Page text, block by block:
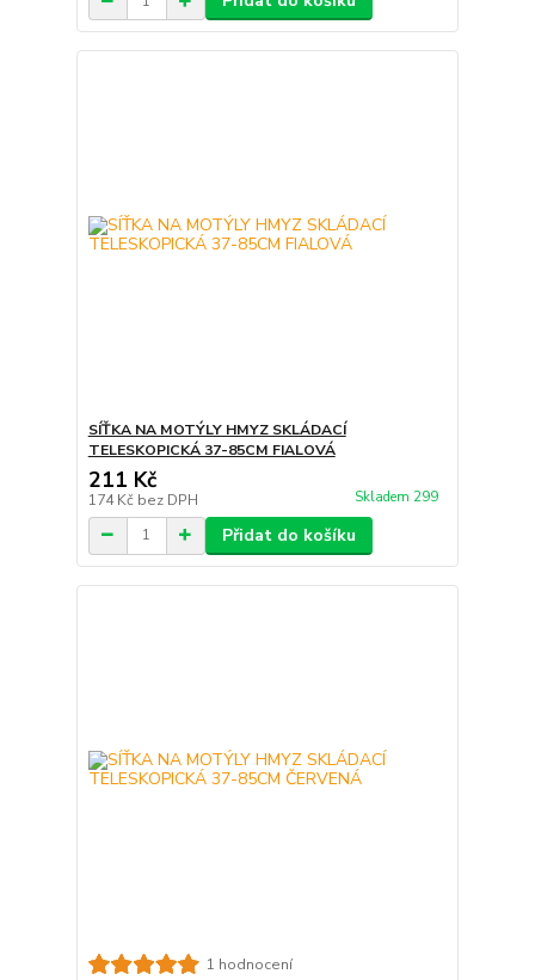
SÍŤKA NA MOTÝLY HMYZ SKLÁDACÍ
TELESKOPICKÁ 37-85CM FIALOVÁ
211 Kč
174 Kč bez DPH Skladem 299
Přidat do košíku
1 hodnocení